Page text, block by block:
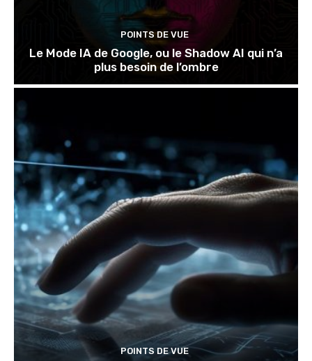
POINTS DE VUE
Le Mode IA de Google, ou le Shadow AI qui n’a
plus besoin de l’ombre
POINTS DE VUE